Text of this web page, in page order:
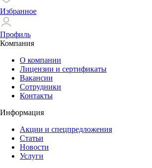
Избранное
Профиль
Компания
О компании
Лицензии и сертификаты
Вакансии
Сотрудники
Контакты
Информация
Акции и спецпредложения
Статьи
Новости
Услуги